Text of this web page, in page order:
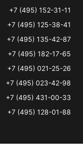
+7 (495) 152-31-11
+7 (495) 125-38-41
+7 (495) 135-42-87
+7 (495) 182-17-65
+7 (495) 021-25-26
+7 (495) 023-42-98
+7 (495) 431-00-33
+7 (495) 128-01-88